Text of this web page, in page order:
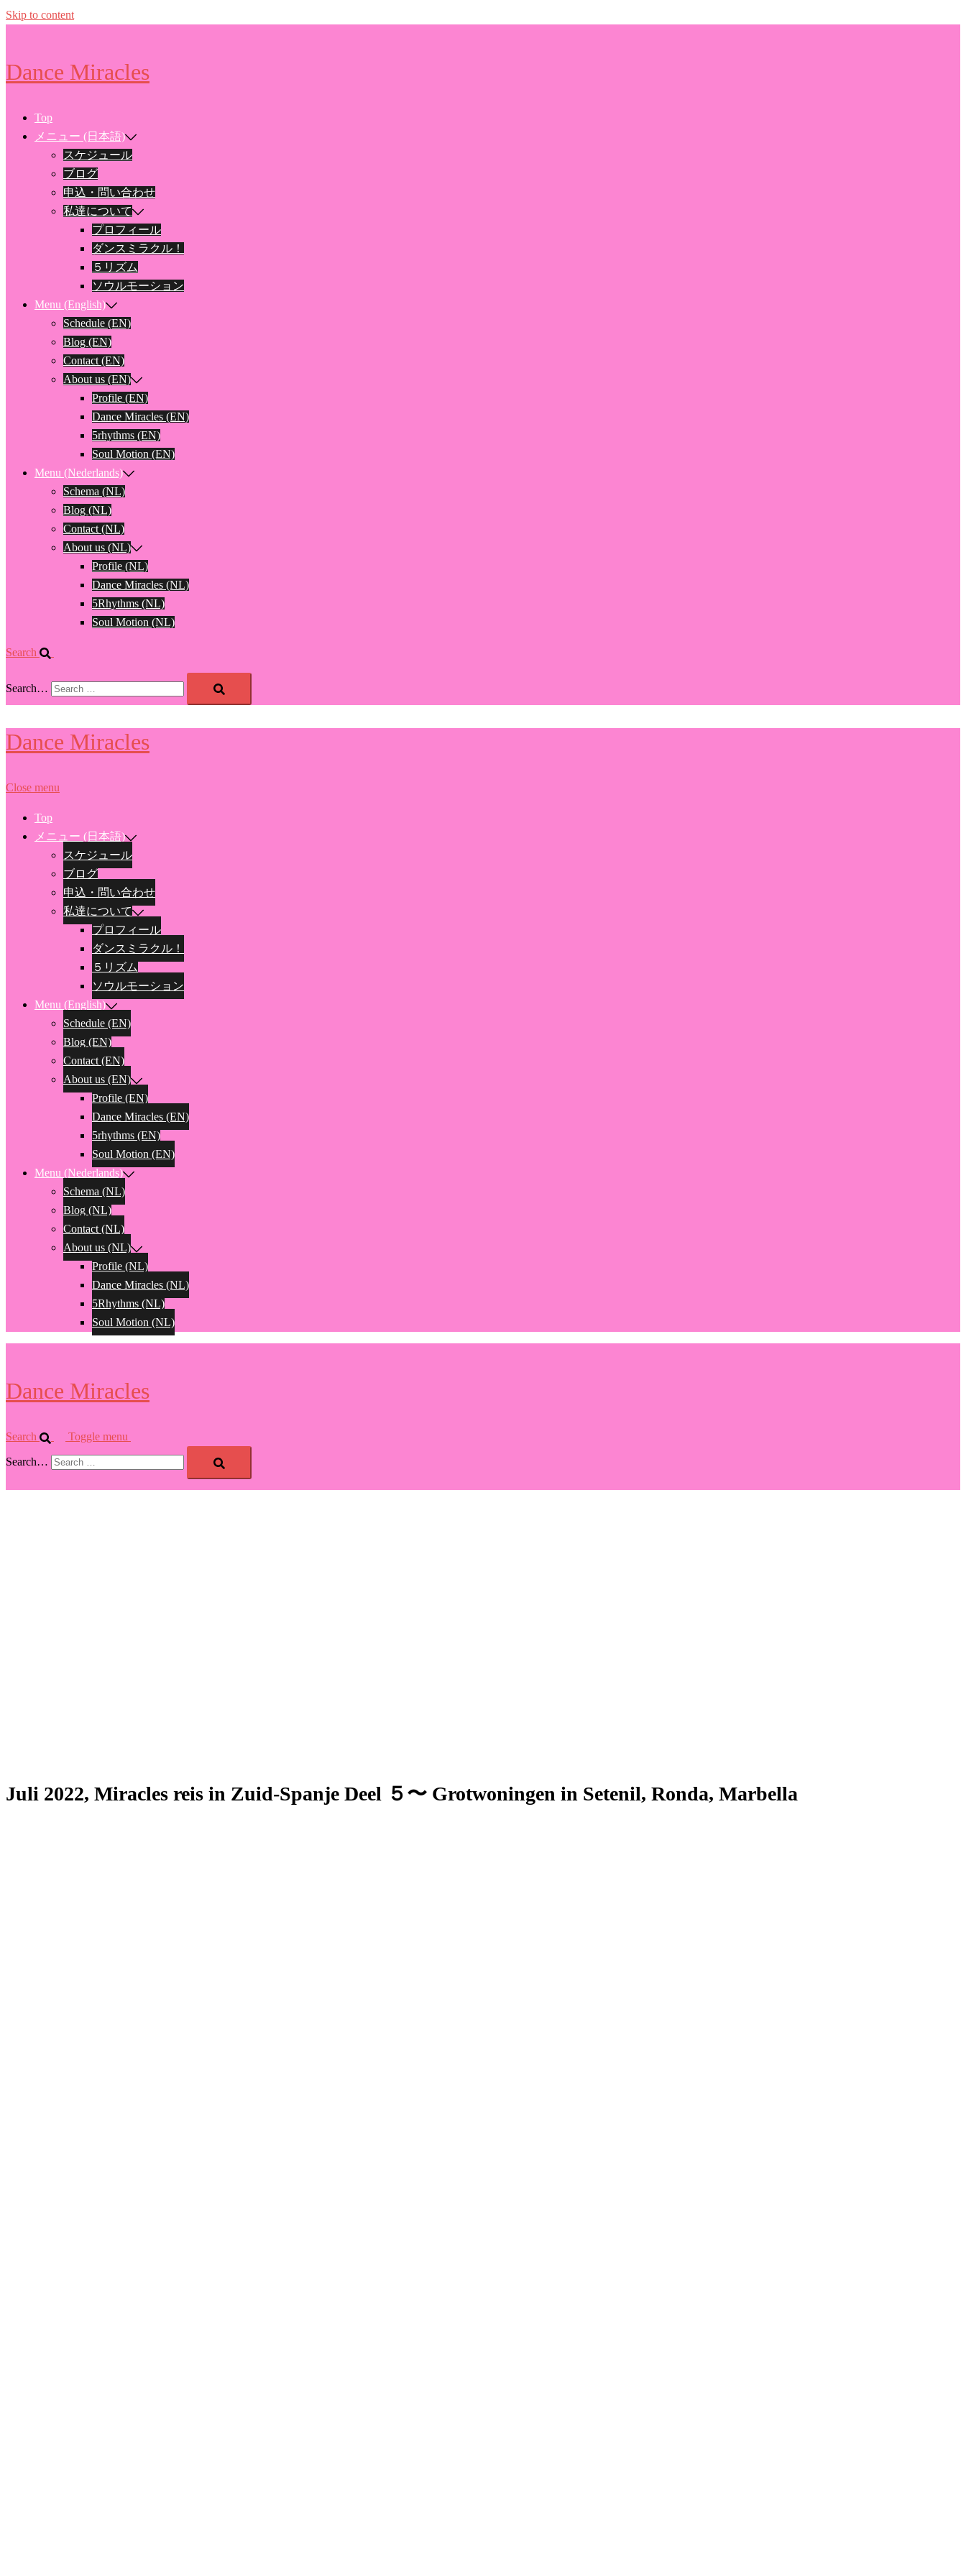
Skip to content
Dance Miracles
Top
メニュー (日本語)
スケジュール
ブログ
申込・問い合わせ
私達について
プロフィール
ダンスミラクル！
５リズム
ソウルモーション
Menu (English)
Schedule (EN)
Blog (EN)
Contact (EN)
About us (EN)
Profile (EN)
Dance Miracles (EN)
5rhythms (EN)
Soul Motion (EN)
Menu (Nederlands)
Schema (NL)
Blog (NL)
Contact (NL)
About us (NL)
Profile (NL)
Dance Miracles (NL)
5Rhythms (NL)
Soul Motion (NL)
Search
Search…
Dance Miracles
Close menu
Top
メニュー (日本語)
スケジュール
ブログ
申込・問い合わせ
私達について
プロフィール
ダンスミラクル！
５リズム
ソウルモーション
Menu (English)
Schedule (EN)
Blog (EN)
Contact (EN)
About us (EN)
Profile (EN)
Dance Miracles (EN)
5rhythms (EN)
Soul Motion (EN)
Menu (Nederlands)
Schema (NL)
Blog (NL)
Contact (NL)
About us (NL)
Profile (NL)
Dance Miracles (NL)
5Rhythms (NL)
Soul Motion (NL)
Dance Miracles
Search Toggle menu
Search…
Juli 2022, Miracles reis in Zuid-Spanje Deel ５〜 Grotwoningen in Setenil, Ronda, Marbella